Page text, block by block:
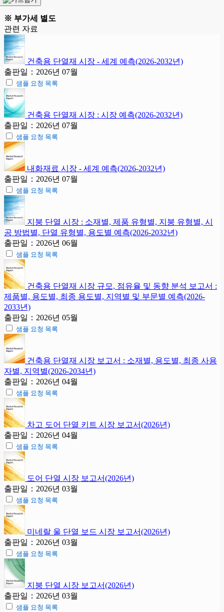
※ 부가세 별도
관련 자료
건축용 단열재 시장 - 세계 예측(2026-2032년)
출판일：2026년 07월
샘플 요청 목록
건축용 단열재 시장 : 시장 예측(2026-2032년)
출판일：2026년 07월
샘플 요청 목록
내화재료 시장 - 세계 예측(2026-2032년)
출판일：2026년 07월
샘플 요청 목록
지붕 단열 시장 : 소재별, 제품 유형별, 지붕 유형별, 시
공 방법별, 단열 유형별, 용도별 예측(2026-2032년)
출판일：2026년 06월
샘플 요청 목록
건축용 단열재 시장 규모, 점유율 및 동향 분석 보고서 :
제품별, 용도별, 최종 용도별, 지역별 및 부문별 예측(2026-
2033년)
출판일：2026년 05월
샘플 요청 목록
건축용 단열재 시장 보고서 : 소재별, 용도별, 최종 사용
자별, 지역별(2026-2034년)
출판일：2026년 04월
샘플 요청 목록
차고 도어 단열 키트 시장 보고서(2026년)
출판일：2026년 04월
샘플 요청 목록
도어 단열 시장 보고서(2026년)
출판일：2026년 03월
샘플 요청 목록
미네랄 울 단열 보드 시장 보고서(2026년)
출판일：2026년 03월
샘플 요청 목록
지붕 단열 시장 보고서(2026년)
출판일：2026년 03월
샘플 요청 목록